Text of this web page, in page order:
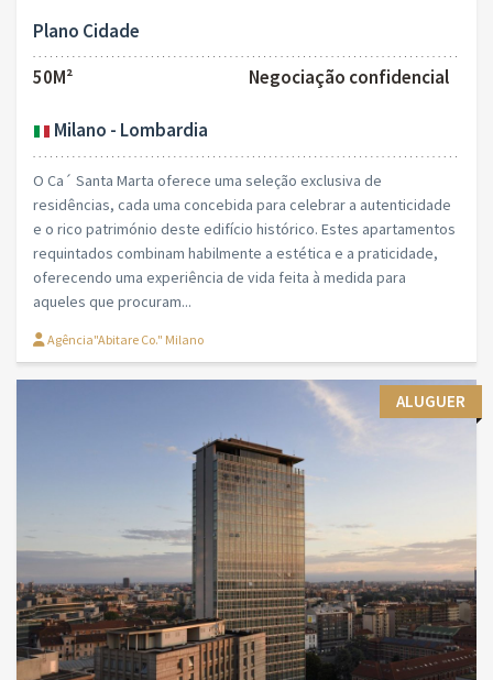
Plano Cidade
50M²
Negociação confidencial
Milano - Lombardia
O Ca´ Santa Marta oferece uma seleção exclusiva de
residências, cada uma concebida para celebrar a autenticidade
e o rico património deste edifício histórico. Estes apartamentos
requintados combinam habilmente a estética e a praticidade,
oferecendo uma experiência de vida feita à medida para
aqueles que procuram...
Agência"Abitare Co." Milano
ALUGUER